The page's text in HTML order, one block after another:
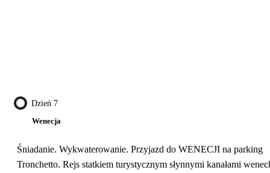
Dzień 7
Wenecja
Śniadanie. Wykwaterowanie. Przyjazd do WENECJI na parking
Tronchetto. Rejs statkiem turystycznym słynnymi kanałami